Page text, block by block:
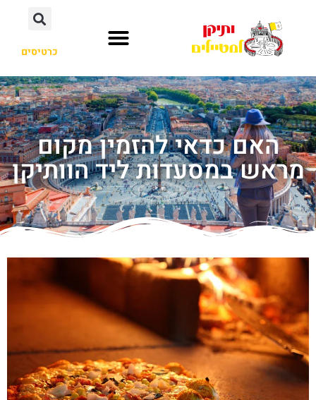
כרטיסים
האם כדאי להזמין מקום
מראש במסעדות ליד הוותיקן